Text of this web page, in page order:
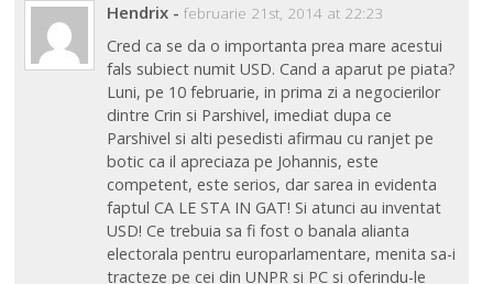
Hendrix - februarie 21st, 2014 at 22:23
Cred ca se da o importanta prea mare acestui
fals subiect numit USD. Cand a aparut pe piata?
Luni, pe 10 februarie, in prima zi a negocierilor
dintre Crin si Parshivel, imediat dupa ce
Parshivel si alti pesedisti afirmau cu ranjet pe
botic ca il apreciaza pe Johannis, este
competent, este serios, dar sarea in evidenta
faptul CA LE STA IN GAT! Si atunci au inventat
USD! Ce trebuia sa fi fost o banala alianta
electorala pentru europarlamentare, menita sa-i
tracteze pe cei din UNPR si PC si oferindu-le